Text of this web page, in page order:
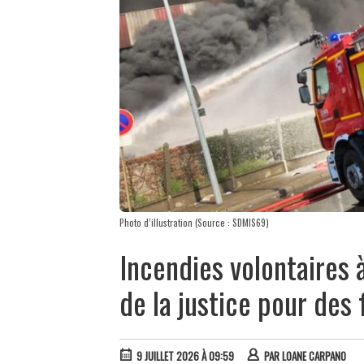
Photo d’illustration (Source : SDMIS69)
Incendies volontaires
de la justice pour
9 JUILLET 2026 À 09:59 PARLOANE CARPANO